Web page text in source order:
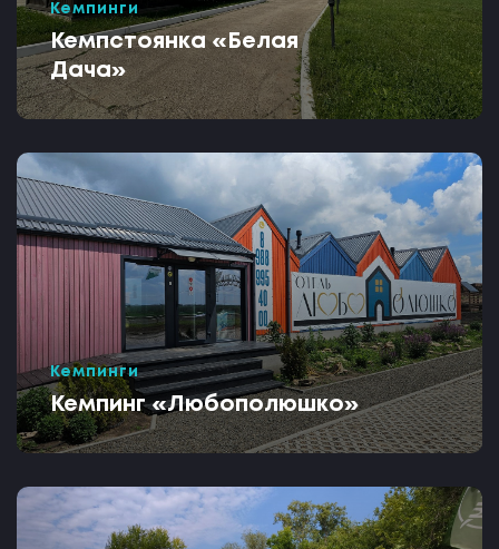
Кемпинги
Кемпстоянка «Белая
Дача»
Кемпинги
Кемпинг «Любополюшко»